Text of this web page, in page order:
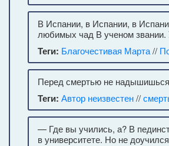
В Испании, в Испании, в
любимых чад В ученом звании.
Теги: Благочестивая Марта//
Перед смертью не
Теги: Автор неизвестен//
— Где вы учились, а? В
в университете. Но не